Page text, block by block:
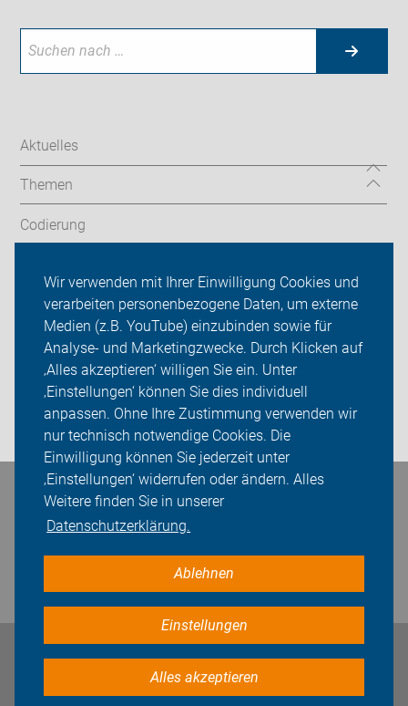
Wir verwenden mit Ihrer Einwilligung Cookies und
verarbeiten personenbezogene Daten, um externe
Medien (z.B. YouTube) einzubinden sowie für
Analyse- und Marketingzwecke. Durch Klicken auf
‚Alles akzeptieren‘ willigen Sie ein. Unter
‚Einstellungen‘ können Sie dies individuell
anpassen. Ohne Ihre Zustimmung verwenden wir
nur technisch notwendige Cookies. Die
Einwilligung können Sie jederzeit unter
‚Einstellungen‘ widerrufen oder ändern. Alles
Weitere finden Sie in unserer
Datenschutzerklärung.
Ablehnen
Einstellungen
Alles akzeptieren
Aktuelles
Themen
Codierung
Kalender
ADFC Nürnberger Land
Sei dabei
Login
Bleiben Sie in Kontakt